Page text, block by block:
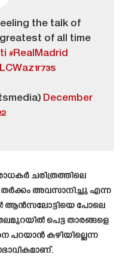
the talk of
of all time
#RealMadrid
December
ചരിത്രത്തിലെ
തർക്കം അവസാനിച്ചു എന്ന
ആൻസലോട്ടിയെ പോലെ
പെട്ട താരങ്ങളെ
പറയാൻ കഴിയില്ലെന്ന